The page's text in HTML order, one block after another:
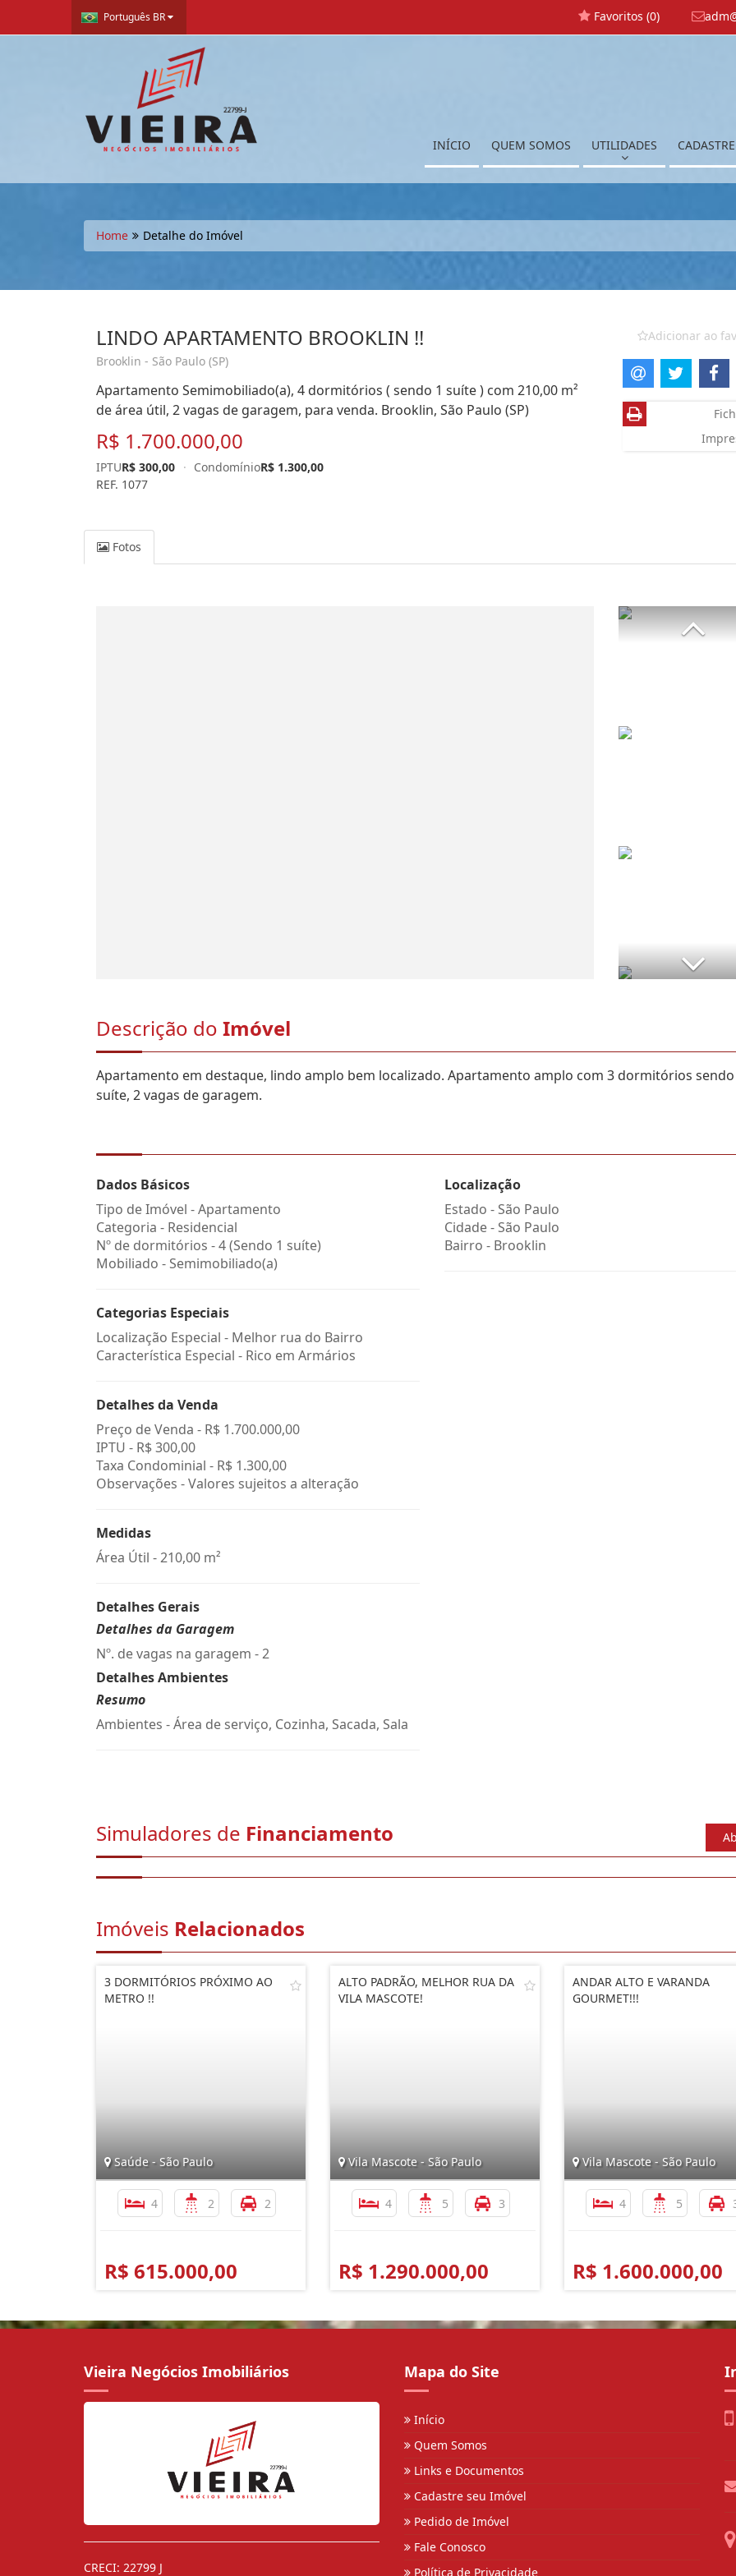
Português BR Favoritos (0)
INÍCIO QUEM SOMOS UTILIDADES
Home Detalhe do Imóvel
LINDO APARTAMENTO BROOKLIN !!
Brooklin - São Paulo (SP)
Apartamento Semimobiliado(a), 4 dormitórios ( sendo 1 suíte ) com 210,00 m²
de área útil, 2 vagas de garagem, para venda. Brooklin, São Paulo (SP)
R$ 1.700.000,00
IPTUR$ 300,00 · CondomínioR$ 1.300,00
REF. 1077
Adicionar ao
Fotos
Descrição do Imóvel
Apartamento em destaque, lindo amplo bem localizado. Apartamento amplo com 3 dormitórios
suíte, 2 vagas de garagem.
Dados Básicos
Tipo de Imóvel - Apartamento
Categoria - Residencial
Nº de dormitórios - 4 (Sendo 1 suíte)
Mobiliado - Semimobiliado(a)
Categorias Especiais
Localização Especial - Melhor rua do Bairro
Característica Especial - Rico em Armários
Detalhes da Venda
Preço de Venda - R$ 1.700.000,00
IPTU - R$ 300,00
Taxa Condominial - R$ 1.300,00
Observações - Valores sujeitos a alteração
Medidas
Área Útil - 210,00 m²
Detalhes Gerais
Detalhes da Garagem
Nº. de vagas na garagem - 2
Detalhes Ambientes
Resumo
Ambientes - Área de serviço, Cozinha, Sacada, Sala
Localização
Estado -São Paulo
Cidade -São Paulo
Bairro - Brooklin
Simuladores de Financiamento
Imóveis Relacionados
3 DORMITÓRIOS PRÓXIMO AO
METRO !!
Saúde - São Paulo
4 2 2
R$ 615.000,00
ALTO PADRÃO, MELHOR RUA DA
VILA MASCOTE!
Vila Mascote - São Paulo
4 5 3
R$ 1.290.000,00
ANDAR ALTO E VARANDA
GOURMET!!!
Vila Mascote - São Paulo
4 5
R$ 1.600.000,00
Vieira Negócios Imobiliários
CRECI: 22799 J
Mapa do Site
Início
Quem Somos
Links e Documentos
Cadastre seu Imóvel
Pedido de Imóvel
Fale Conosco
Política de Privacidade